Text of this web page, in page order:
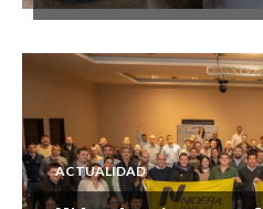
ACTUALIDAD